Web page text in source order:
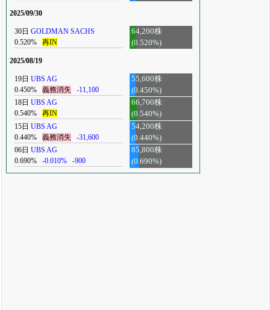
2025/09/30
30日 GOLDMAN SACHS
0.520%
再IN
64,200株
(0.520%)
2025/08/19
19日 UBS AG
0.450%
義務消失 -11,100
55,600株
(0.450%)
18日 UBS AG
0.540%
再IN
66,700株
(0.540%)
15日 UBS AG
0.440%
義務消失 -31,600
54,200株
(0.440%)
06日 UBS AG
0.690%
-0.010% -900
85,800株
(0.690%)